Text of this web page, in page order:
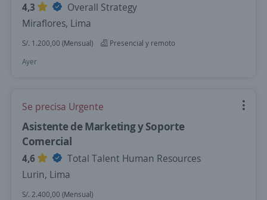
4,3
Overall Strategy
Miraflores, Lima
S/. 1.200,00 (Mensual)
Presencial y remoto
Ayer
Se precisa Urgente
Asistente de Marketing y Soporte
Comercial
4,6
Total Talent Human Resources
Lurin, Lima
S/. 2.400,00 (Mensual)